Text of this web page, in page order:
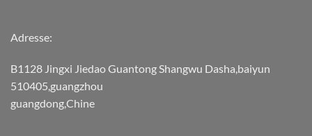
Adresse:
B1128 Jingxi Jiedao Guantong Shangwu Dasha,baiyun
510405,guangzhou
guangdong,Chine